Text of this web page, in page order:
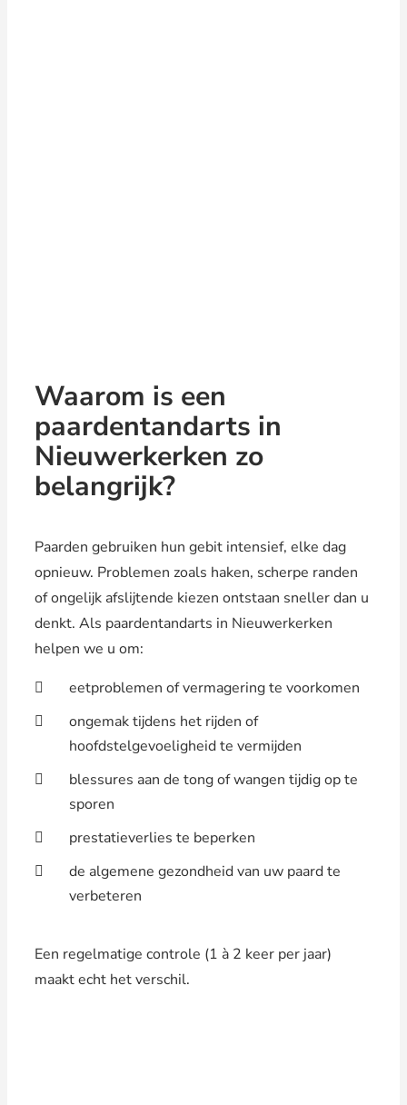
Waarom is een
paardentandarts in
Nieuwerkerken zo
belangrijk?
Paarden gebruiken hun gebit intensief, elke dag
opnieuw. Problemen zoals haken, scherpe randen
of ongelijk afslijtende kiezen ontstaan sneller dan u
denkt. Als paardentandarts in Nieuwerkerken
helpen we u om:
eetproblemen of vermagering te voorkomen
ongemak tijdens het rijden of
hoofdstelgevoeligheid te vermijden
blessures aan de tong of wangen tijdig op te
sporen
prestatieverlies te beperken
de algemene gezondheid van uw paard te
verbeteren
Een regelmatige controle (1 à 2 keer per jaar)
maakt echt het verschil.